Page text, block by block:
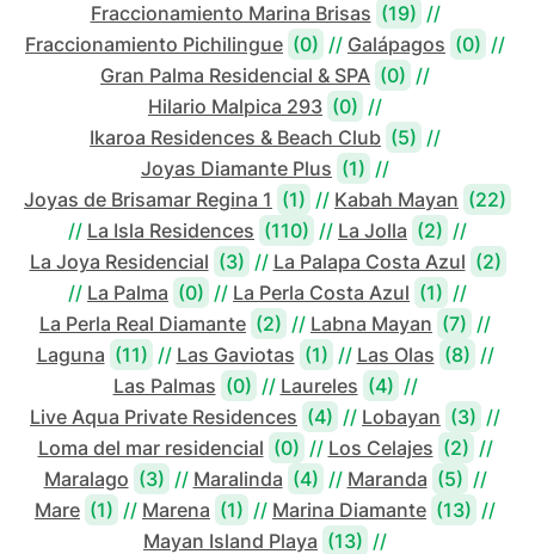
Fraccionamiento Marina Brisas (19) //
Fraccionamiento Pichilingue (0) // Galápagos (0) //
Gran Palma Residencial & SPA (0) //
Hilario Malpica 293 (0) //
Ikaroa Residences & Beach Club (5) //
Joyas Diamante Plus (1) //
Joyas de Brisamar Regina 1 (1) // Kabah Mayan (22)
// La Isla Residences (110) // La Jolla (2) //
La Joya Residencial (3) // La Palapa Costa Azul (2)
// La Palma (0) // La Perla Costa Azul (1) //
La Perla Real Diamante (2) // Labna Mayan (7) //
Laguna (11) // Las Gaviotas (1) // Las Olas (8) //
Las Palmas (0) // Laureles (4) //
Live Aqua Private Residences (4) // Lobayan (3) //
Loma del mar residencial (0) // Los Celajes (2) //
Maralago (3) // Maralinda (4) // Maranda (5) //
Mare (1) // Marena (1) // Marina Diamante (13) //
Mayan Island Playa (13) //